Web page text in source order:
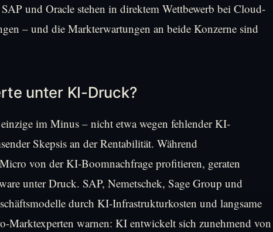
und Oracle stehen in direktem Wettbewerb bei Cloud-
– und die Markterwartungen an beide Konzerne sind
unter KI-Druck?
im Minus – nicht etwa wegen fehlender KI-
Skepsis an der Rentabilität. Während
von der KI-Boomnachfrage profitieren, geraten
unter Druck. SAP, Nemetschek, Sage Group und
durch KI-Infrastrukturkosten und langsame
Marktexperten warnen: KI entwickelt sich zunehmend von